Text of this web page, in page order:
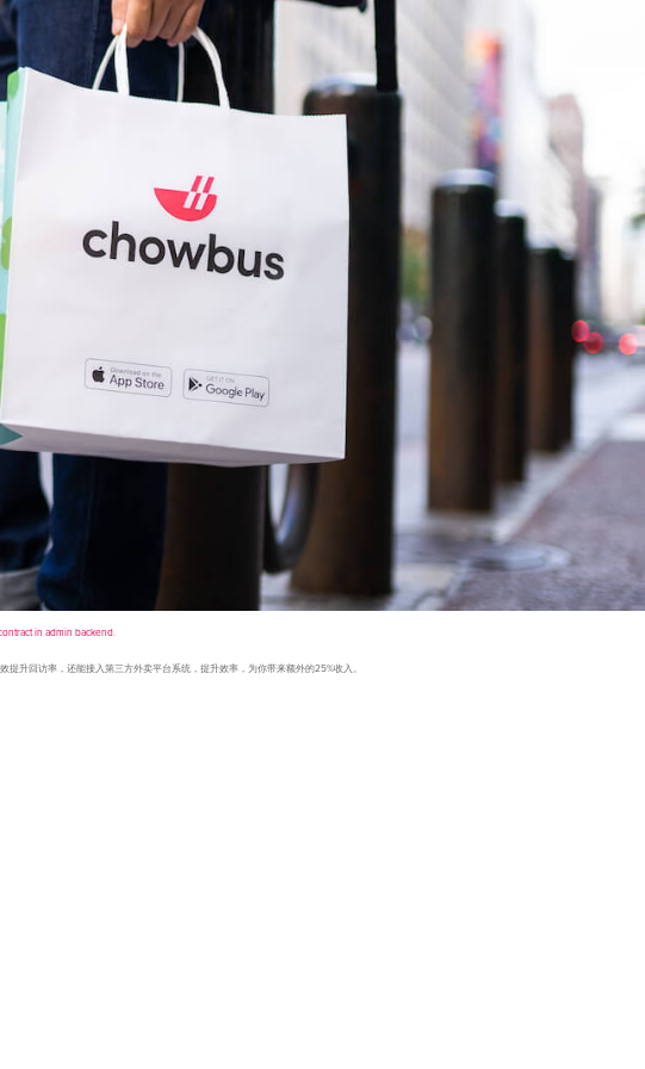
in admin backend.
升回访率，还能接入第三方外卖平台系统，提升效率，为你带来额外的25%收入。